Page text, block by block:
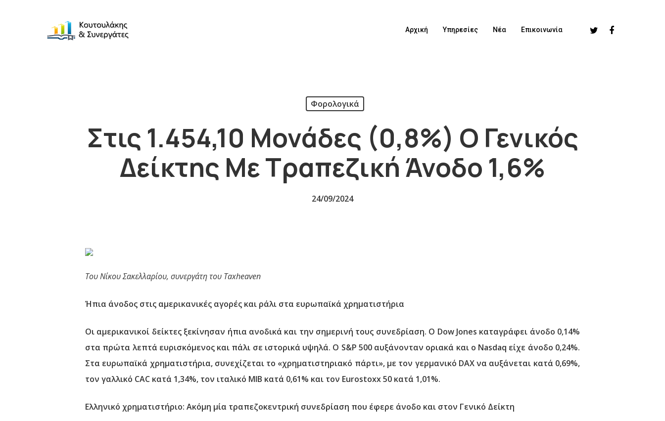
Αρχική Υπηρεσίες Νέα Επικοινωνία
Φορολογικά
Στις 1.454,10 Μονάδες (0,8%) Ο Γενικός
Δείκτης Με Τραπεζική Άνοδο 1,6%
24/09/2024
Του Νίκου Σακελλαρίου, συνεργάτη του Taxheaven
Ήπια άνοδος στις αμερικανικές αγορές και ράλι στα ευρωπαϊκά χρηματιστήρια
Οι αμερικανικοί δείκτες ξεκίνησαν ήπια ανοδικά και την σημερινή τους συνεδρίαση. Ο Dow Jones καταγράφει άνοδο 0,14%
στα πρώτα λεπτά ευρισκόμενος και πάλι σε ιστορικά υψηλά. Ο S&P 500 αυξάνονταν οριακά και ο Nasdaq είχε άνοδο 0,24%.
Στα ευρωπαϊκά χρηματιστήρια, συνεχίζεται το «χρηματιστηριακό πάρτι», με τον γερμανικό DAX να αυξάνεται κατά 0,69%,
τον γαλλικό CAC κατά 1,34%, τον ιταλικό MIB κατά 0,61% και τον Eurostoxx 50 κατά 1,01%.
Ελληνικό χρηματιστήριο: Ακόμη μία τραπεζοκεντρική συνεδρίαση που έφερε άνοδο και στον Γενικό Δείκτη